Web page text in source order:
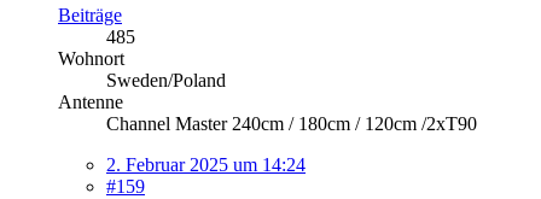
Beiträge
485
Wohnort
Sweden/Poland
Antenne
Channel Master 240cm / 180cm / 120cm /2xT90
2. Februar 2025 um 14:24
#159